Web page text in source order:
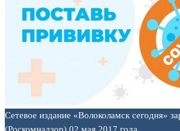
Сетевое издание «Волоколамск сегодня»